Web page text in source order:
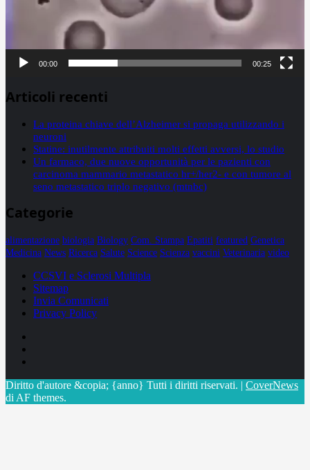
00:00 00:25
Articoli recenti
La proteina chiave dell’Alzheimer si propaga utilizzando i
neuroni
Statine: inutilmente attribuiti molti effetti avversi, lo studio
Un farmaco, due nuove opportunità per le pazienti con
carcinoma mammario metastatico hr+/her2- e con tumore al
seno metastatico triplo negativo (mtnbc)
Categorie
alimentazione biologia Biology Com. Stampa Epatiti featured Genetica
Medicina News Ricerca Salute Science Scienza vaccini Veterinaria video
CCSVI e Sclerosi Multipla
Sitemap
Invia Comunicati
Privacy Policy
Diritto d'autore &copia; {anno} Tutti i diritti riservati. | CoverNews
di AF themes.